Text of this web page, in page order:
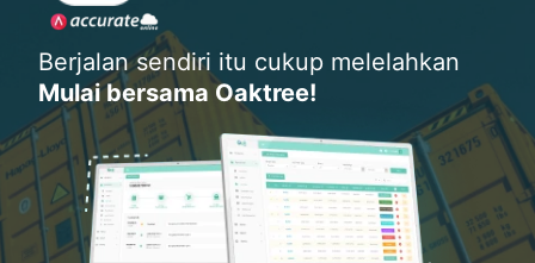
Berjalan sendiri itu cukup melelahkan
Mulai bersama Oaktree!